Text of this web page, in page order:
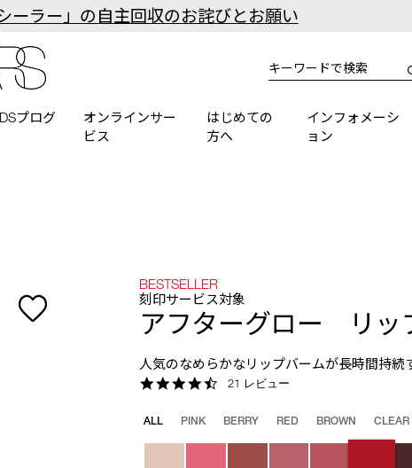
ーラー」の自主回収のお詫びとお願い
プログ
オンラインサー
ビス
はじめての
方へ
インフォメーシ
ョン
カ
タ
検
use
your
mobile
to
access
suggestions
given
BESTSELLER
刻印サービス対象
アフターグロー リ
人気のなめらかなリップバームが長時間持続
4.7
21 レビュー
ALL PINK BERRY RED BROWN CLEAR